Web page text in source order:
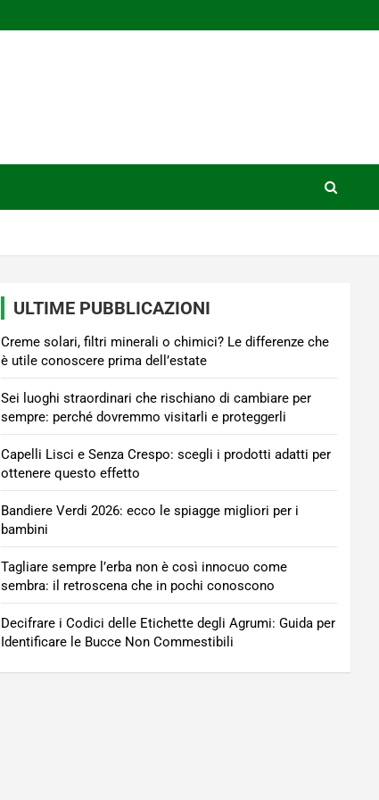
ULTIME PUBBLICAZIONI
Creme solari, filtri minerali o chimici? Le differenze che
è utile conoscere prima dell’estate
Sei luoghi straordinari che rischiano di cambiare per
sempre: perché dovremmo visitarli e proteggerli
Capelli Lisci e Senza Crespo: scegli i prodotti adatti per
ottenere questo effetto
Bandiere Verdi 2026: ecco le spiagge migliori per i
bambini
Tagliare sempre l’erba non è così innocuo come
sembra: il retroscena che in pochi conoscono
Decifrare i Codici delle Etichette degli Agrumi: Guida per
Identificare le Bucce Non Commestibili